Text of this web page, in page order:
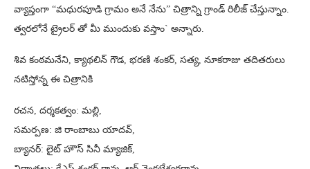
వ్యాప్తంగా “మధురపూడి గ్రామం అనే నేను” చిత్రాన్ని గ్రాండ్‌ రిలీజ్ చేస్తున్నాం.
త్వ‌ర‌లోనే ట్రైల‌ర్ తో మీ ముందుకు వ‌స్తాం` అన్నారు.
శివ కంఠ‌మ‌నేని, క్యాథ‌లిన్ గౌడ, భ‌ర‌ణి శంక‌ర్‌, స‌త్య‌, నూక‌రాజు త‌దిత‌రులు
న‌టిస్తోన్న ఈ చిత్రానికి
రచన, దర్శకత్వం: మల్లి,
సమర్పణ: జి రాంబాబు యాదవ్,
బ్యానర్: లైట్ హౌస్ సినీ మ్యాజిక్,